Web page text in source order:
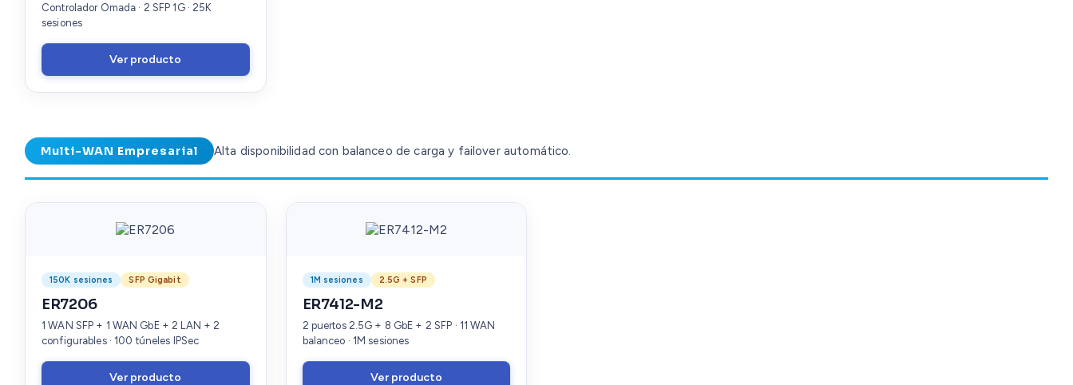
Controlador Omada · 2 SFP 1G · 25K
sesiones
Ver producto
Multi-WAN Empresarial Alta disponibilidad con balanceo de carga y failover automático.
150K sesiones SFP Gigabit
ER7206
1 WAN SFP + 1 WAN GbE + 2 LAN + 2
configurables · 100 túneles IPSec
Ver producto
1M sesiones 2.5G + SFP
ER7412-M2
2 puertos 2.5G + 8 GbE + 2 SFP · 11 WAN
balanceo · 1M sesiones
Ver producto